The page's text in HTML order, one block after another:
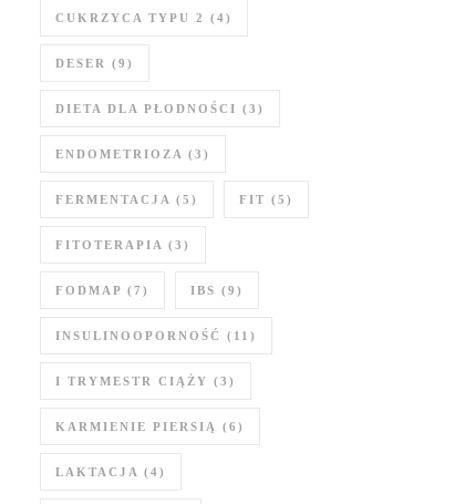
CUKRZYCA TYPU 2 (4)
DESER (9)
DIETA DLA PŁODNOŚCI (3)
ENDOMETRIOZA (3)
FERMENTACJA (5) FIT (5)
FITOTERAPIA (3)
FODMAP (7) IBS (9)
INSULINOOPORNOŚĆ (11)
I TRYMESTR CIĄŻY (3)
KARMIENIE PIERSIĄ (6)
LAKTACJA (4)